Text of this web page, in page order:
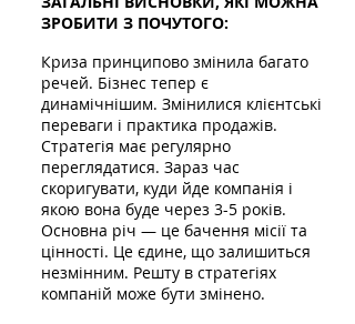
ЗРОБИТИ З ПОЧУТОГО:
Криза принципово змінила багато
речей. Бізнес тепер є
динамічнішим. Змінилися клієнтські
переваги і практика продажів.
Стратегія має регулярно
переглядатися. Зараз час
скоригувати, куди йде компанія і
якою вона буде через 3-5 років.
Основна річ — це бачення місії та
цінності. Це єдине, що залишиться
незмінним. Решту в стратегіях
компаній може бути змінено.